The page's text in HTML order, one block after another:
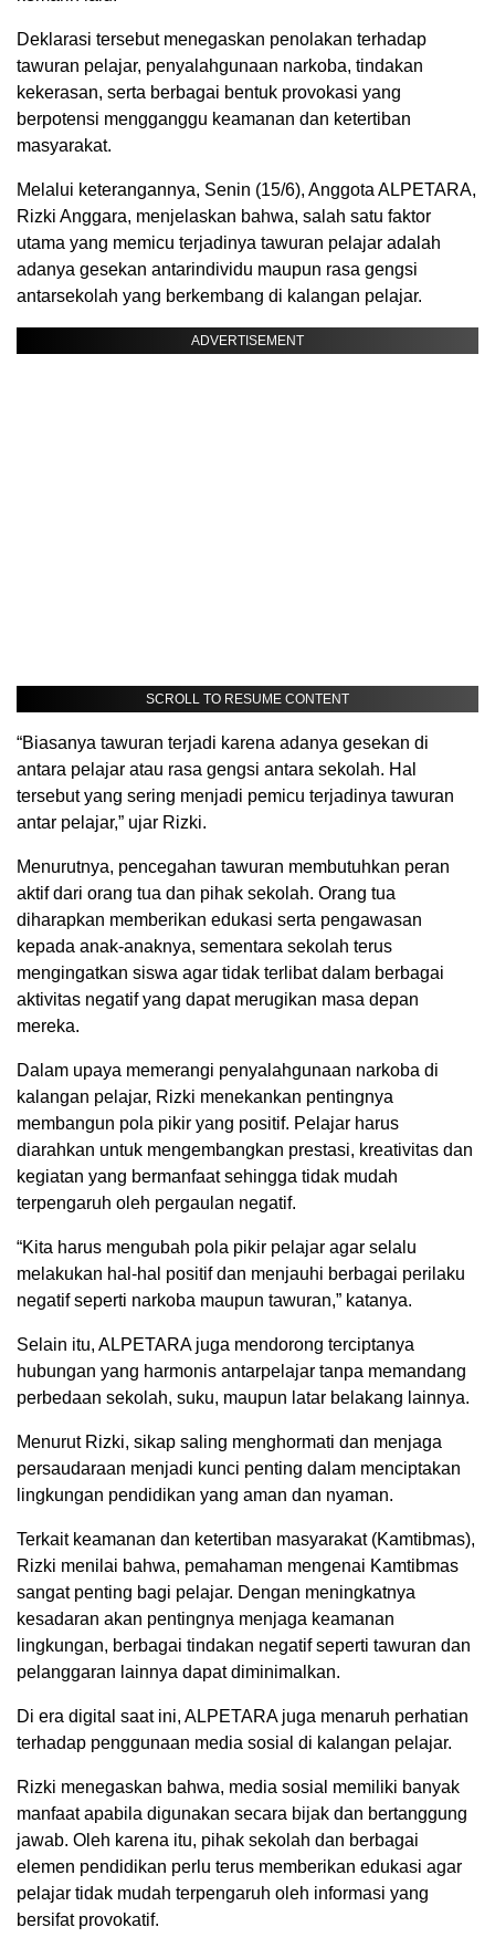
Deklarasi tersebut menegaskan penolakan terhadap
tawuran pelajar, penyalahgunaan narkoba, tindakan
kekerasan, serta berbagai bentuk provokasi yang
berpotensi mengganggu keamanan dan ketertiban
masyarakat.
Melalui keterangannya, Senin (15/6), Anggota ALPETARA,
Rizki Anggara, menjelaskan bahwa, salah satu faktor
utama yang memicu terjadinya tawuran pelajar adalah
adanya gesekan antarindividu maupun rasa gengsi
antarsekolah yang berkembang di kalangan pelajar.
ADVERTISEMENT
SCROLL TO RESUME CONTENT
“Biasanya tawuran terjadi karena adanya gesekan di
antara pelajar atau rasa gengsi antara sekolah. Hal
tersebut yang sering menjadi pemicu terjadinya tawuran
antar pelajar,” ujar Rizki.
Menurutnya, pencegahan tawuran membutuhkan peran
aktif dari orang tua dan pihak sekolah. Orang tua
diharapkan memberikan edukasi serta pengawasan
kepada anak-anaknya, sementara sekolah terus
mengingatkan siswa agar tidak terlibat dalam berbagai
aktivitas negatif yang dapat merugikan masa depan
mereka.
Dalam upaya memerangi penyalahgunaan narkoba di
kalangan pelajar, Rizki menekankan pentingnya
membangun pola pikir yang positif. Pelajar harus
diarahkan untuk mengembangkan prestasi, kreativitas dan
kegiatan yang bermanfaat sehingga tidak mudah
terpengaruh oleh pergaulan negatif.
“Kita harus mengubah pola pikir pelajar agar selalu
melakukan hal-hal positif dan menjauhi berbagai perilaku
negatif seperti narkoba maupun tawuran,” katanya.
Selain itu, ALPETARA juga mendorong terciptanya
hubungan yang harmonis antarpelajar tanpa memandang
perbedaan sekolah, suku, maupun latar belakang lainnya.
Menurut Rizki, sikap saling menghormati dan menjaga
persaudaraan menjadi kunci penting dalam menciptakan
lingkungan pendidikan yang aman dan nyaman.
Terkait keamanan dan ketertiban masyarakat (Kamtibmas),
Rizki menilai bahwa, pemahaman mengenai Kamtibmas
sangat penting bagi pelajar. Dengan meningkatnya
kesadaran akan pentingnya menjaga keamanan
lingkungan, berbagai tindakan negatif seperti tawuran dan
pelanggaran lainnya dapat diminimalkan.
Di era digital saat ini, ALPETARA juga menaruh perhatian
terhadap penggunaan media sosial di kalangan pelajar.
Rizki menegaskan bahwa, media sosial memiliki banyak
manfaat apabila digunakan secara bijak dan bertanggung
jawab. Oleh karena itu, pihak sekolah dan berbagai
elemen pendidikan perlu terus memberikan edukasi agar
pelajar tidak mudah terpengaruh oleh informasi yang
bersifat provokatif.